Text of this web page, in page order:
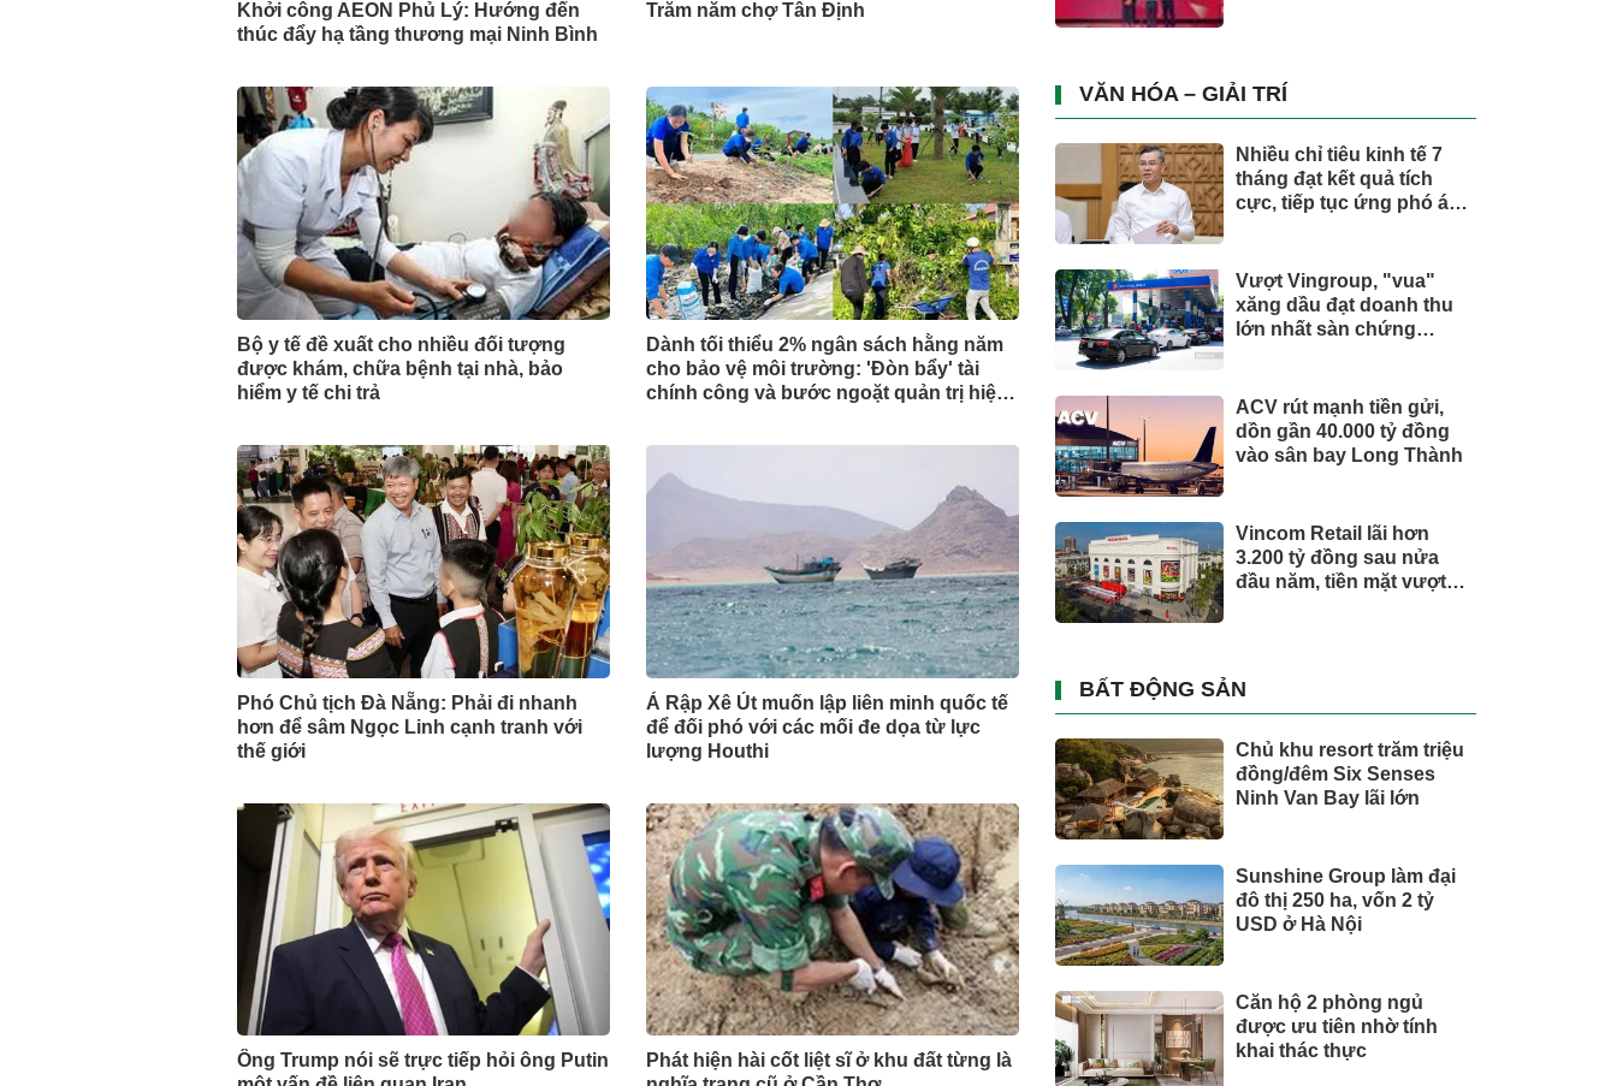
Khởi công AEON Phủ Lý: Hướng đến
thúc đẩy hạ tầng thương mại Ninh Bình
Trăm năm chợ Tân Định
Bộ y tế đề xuất cho nhiều đối tượng
được khám, chữa bệnh tại nhà, bảo
hiểm y tế chi trả
Dành tối thiểu 2% ngân sách hằng năm
cho bảo vệ môi trường: 'Đòn bẩy' tài
chính công và bước ngoặt quản trị hiện
Phó Chủ tịch Đà Nẵng: Phải đi nhanh
hơn để sâm Ngọc Linh cạnh tranh với
thế giới
Ả Rập Xê Út muốn lập liên minh quốc tế
để đối phó với các mối đe dọa từ lực
lượng Houthi
Ông Trump nói sẽ trực tiếp hỏi ông Putin
Phát hiện hài cốt liệt sĩ ở khu đất từng là
trụ, nắm giữ khối tài sản
hàng nghìn tỷ
VĂN HÓA – GIẢI TRÍ
Nhiều chỉ tiêu kinh tế 7
tháng đạt kết quả tích
cực, tiếp tục ứng phó áp
Vượt Vingroup, "vua"
xăng dầu đạt doanh thu
lớn nhất sàn chứng
ACV rút mạnh tiền gửi,
dồn gần 40.000 tỷ đồng
vào sân bay Long Thành
Vincom Retail lãi hơn
3.200 tỷ đồng sau nửa
đầu năm, tiền mặt vượt
BẤT ĐỘNG SẢN
Chủ khu resort trăm triệu
đồng/đêm Six Senses
Ninh Van Bay lãi lớn
Sunshine Group làm đại
đô thị 250 ha, vốn 2 tỷ
USD ở Hà Nội
Căn hộ 2 phòng ngủ
được ưu tiên nhờ tính
khai thác thực